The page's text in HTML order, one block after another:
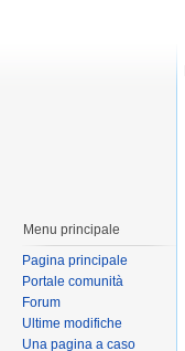
Menu principale
Pagina principale
Portale comunità
Forum
Ultime modifiche
Una pagina a caso